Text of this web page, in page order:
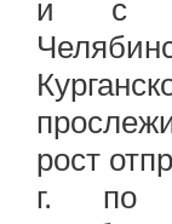
и с
рост
г. по